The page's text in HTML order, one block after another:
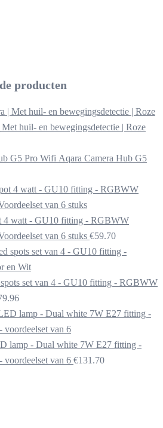
producten
huil- en bewegingsdetectie | Roze
Aqara Camera Hub G5
4 watt - GU10 fitting - RGBWW
van 6 stuks €59.70
set van 4 - GU10 fitting - RGBWW
lamp - Dual white 7W E27 fitting -
voordeelset van 6 €131.70